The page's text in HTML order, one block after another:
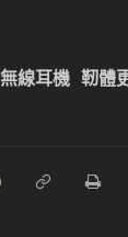
線耳機 靭體